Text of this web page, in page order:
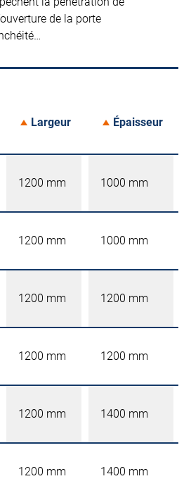
de la porte
Largeur Épaisseur
1200 mm 1000 mm
1200 mm 1000 mm
1200 mm 1200 mm
1200 mm 1200 mm
1200 mm 1400 mm
1200 mm 1400 mm